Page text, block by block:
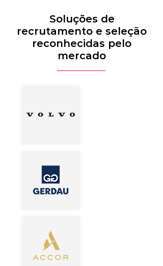
Soluções de
recrutamento e seleção
reconhecidas pelo
mercado